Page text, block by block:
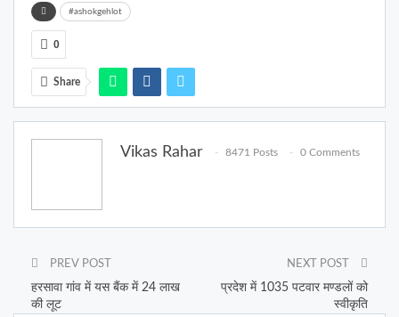
#ashokgehlot
0
Share
Vikas Rahar 8471 Posts 0 Comments
PREV POST
हरसावा गांव में यस बैंक में 24 लाख
की लूट
NEXT POST
प्रदेश में 1035 पटवार मण्डलों को
स्वीकृति